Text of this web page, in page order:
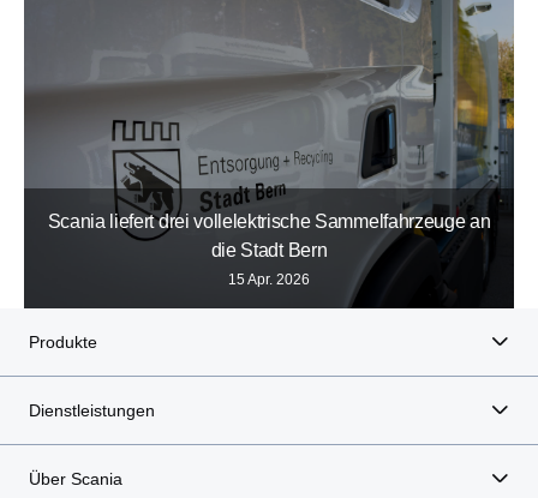
Scania liefert drei vollelektrische Sammelfahrzeuge an
die Stadt Bern
15 Apr. 2026
Produkte
Dienstleistungen
Über Scania